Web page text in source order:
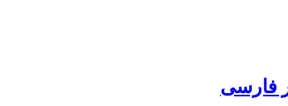
فارسی